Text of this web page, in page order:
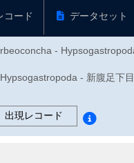
コード データセット
-
- 新腹足下
出現レコード